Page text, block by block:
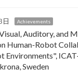
日 Achievements
Auditory, and
Human-Robot
Environments",
Sweden